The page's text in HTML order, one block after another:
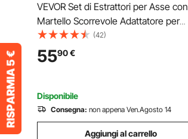
VEVOR Set di Estrattori per Asse con
Martello Scorrevole Adattatore per
Forcella Giunto, Kit di Strumenti per
Rimozione del Giunto Set di Estrattori
per Assali a Trazione Anteriore
(42)
5590€
Disponibile
Consegna: non appena Ven.Agosto 14
Aggiungi al carrello